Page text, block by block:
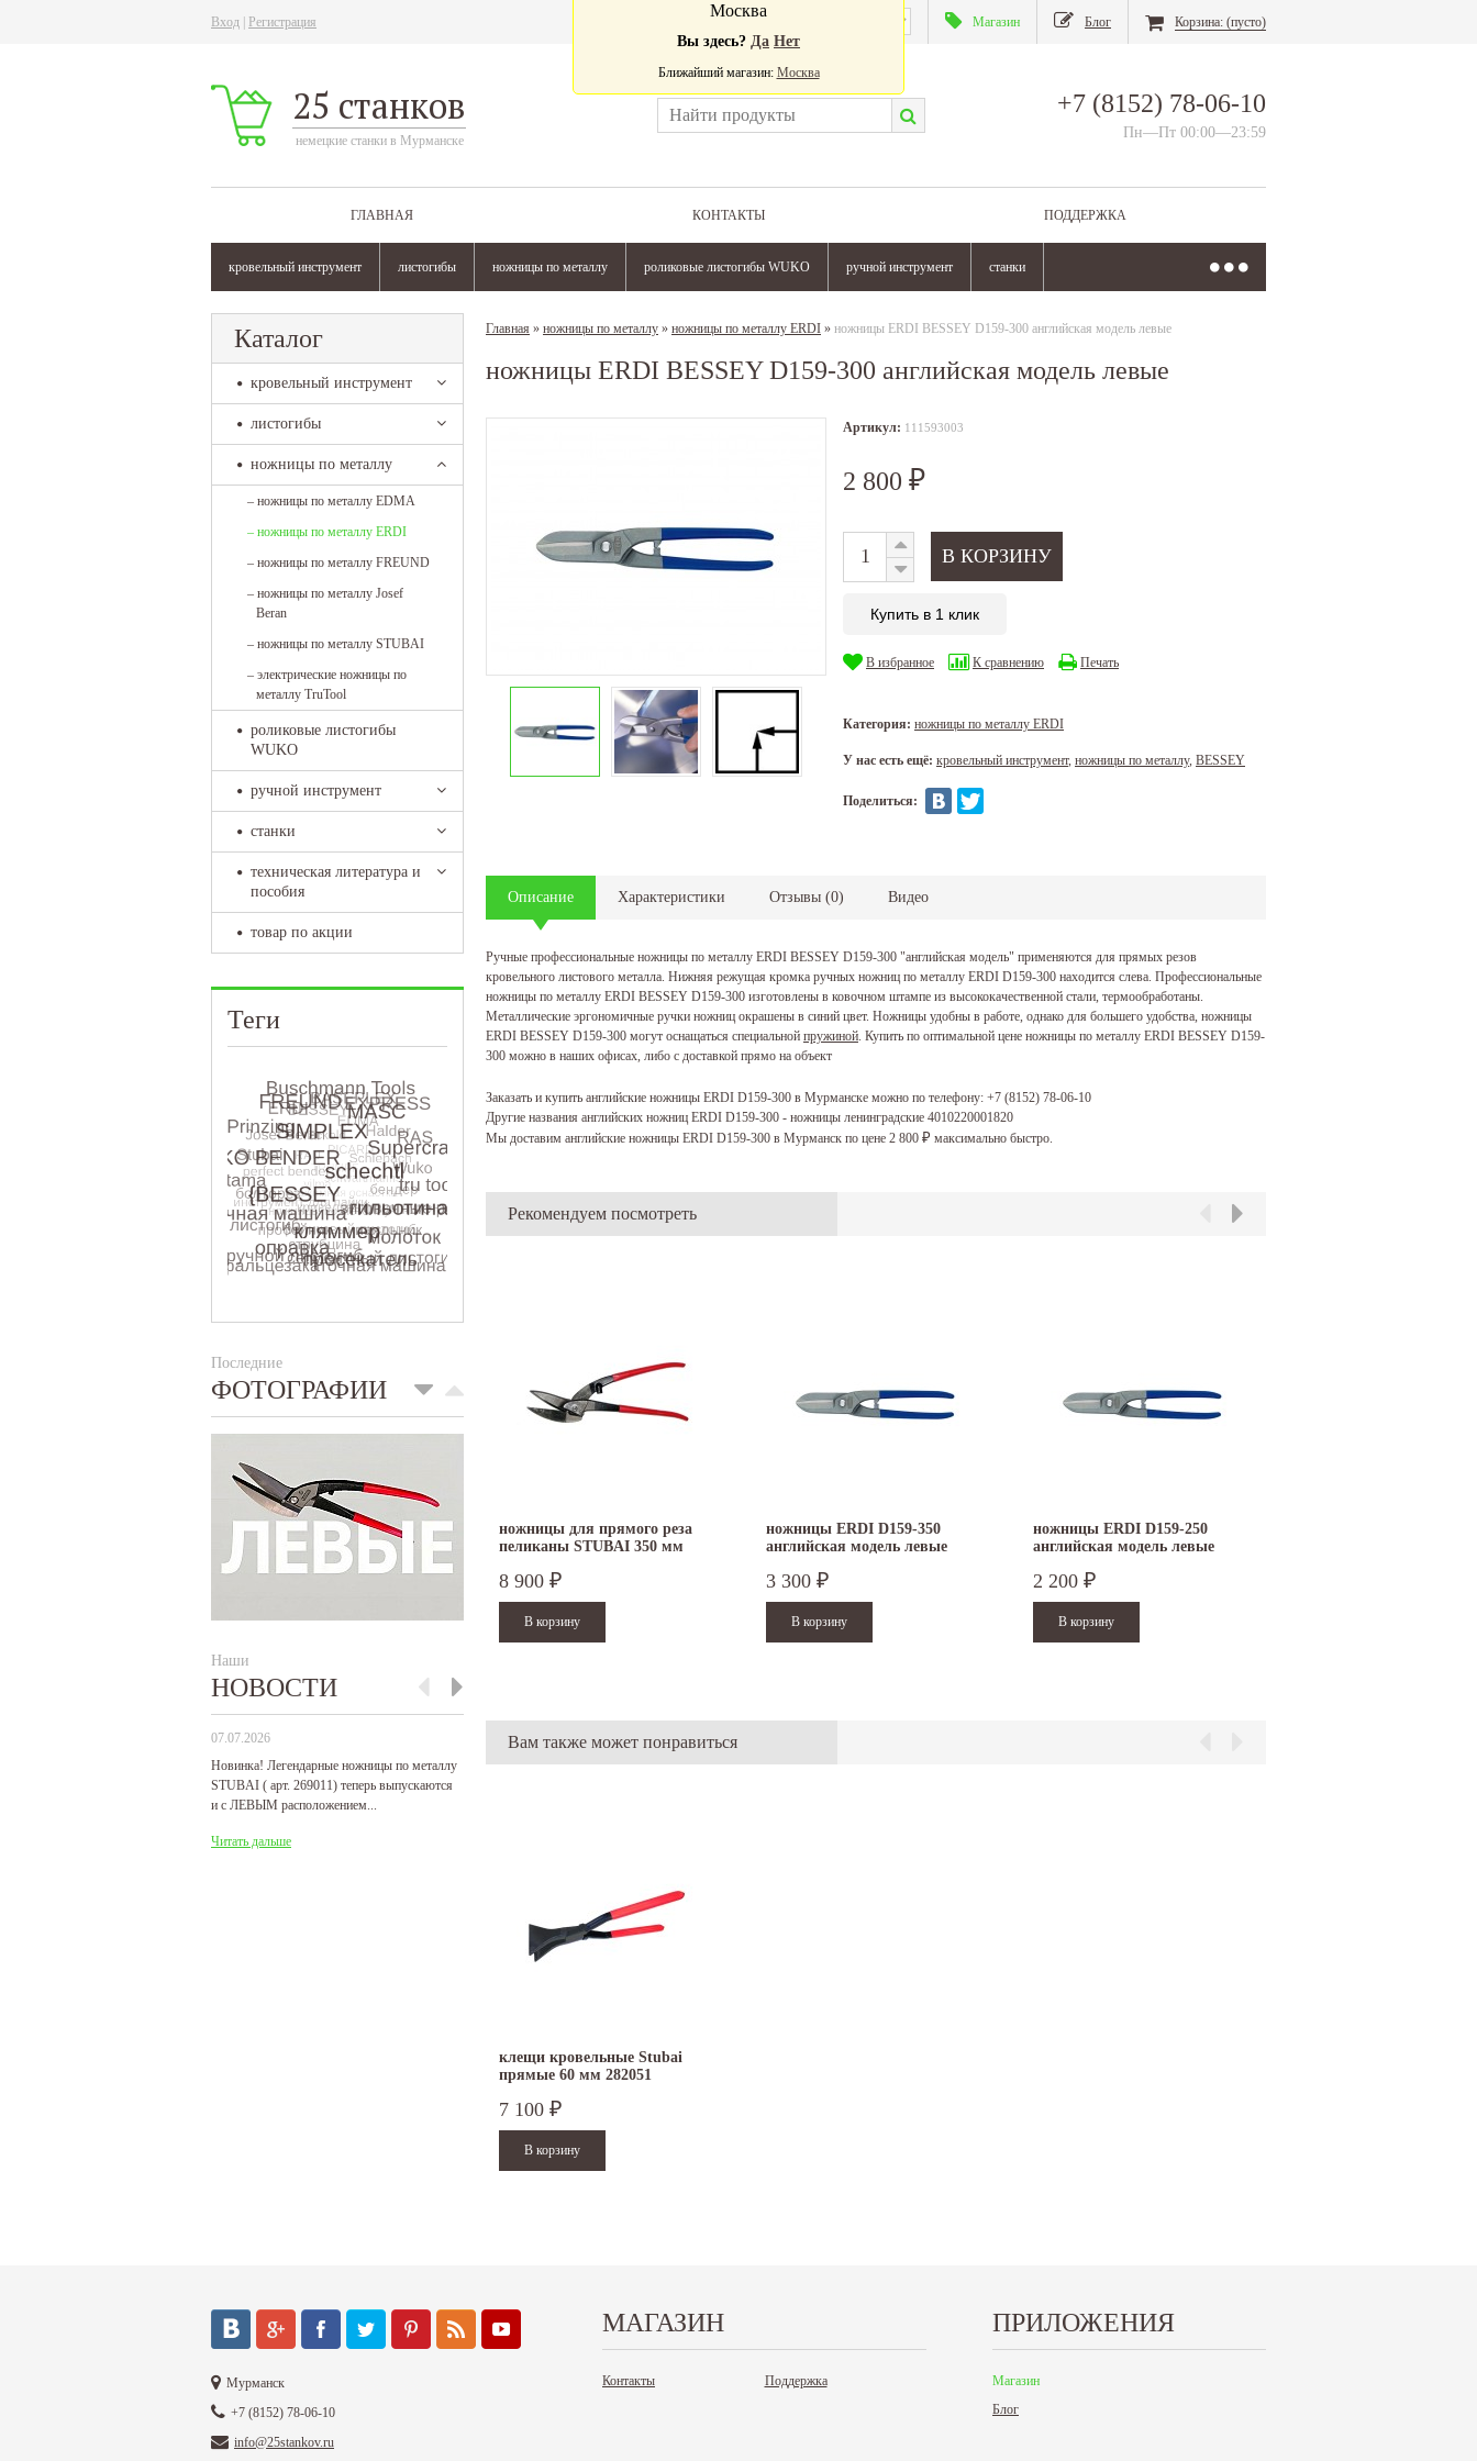
Вход Регистрация Магазин Блог Корзина: (пусто)
25 станков
немецкие станки в Мурманске
+7 (8152) 78-06-10
Пн—Пт 00:00—23:59
ГЛАВНАЯ КОНТАКТЫ ПОДДЕРЖКА
кровельный инструмент листогибы ножницы по металлу роликовые листогибы WUKO ручной инструмент станки
Москва
Вы здесь? Да Нет
Ближайший магазин: Москва
Каталог
кровельный инструмент
листогибы
ножницы по металлу
– ножницы по металлу EDMA
– ножницы по металлу ERDI
– ножницы по металлу FREUND
– ножницы по металлу Josef
Beran
– ножницы по металлу STUBAI
– электрические ножницы по
металлу TruTool
роликовые листогибы
WUKO
ручной инструмент
станки
техническая литература и
пособия
товар по акции
Теги
Последние
ФОТОГРАФИИ
Наши
НОВОСТИ
07.07.2026
Новинка! Легендарные ножницы по металлу
STUBAI ( арт. 269011) теперь выпускаются
и с ЛЕВЫМ расположением...
Читать дальше
29.12.2025
Режим работы офисов в новогодние
30 апреля - работаем в обычном режиме с
Главная » ножницы по металлу » ножницы по металлу ERDI » ножницы ERDI BESSEY D159-300 английская модель левые
ножницы ERDI BESSEY D159-300 английская модель левые
Артикул: 111593003
2 800 ₽
Купить в 1 клик
В избранное К сравнению Печать
Категория: ножницы по металлу ERDI
У нас есть ещё: кровельный инструмент, ножницы по металлу, BESSEY
Поделиться:
Описание Характеристики Отзывы (0) Видео
Ручные профессиональные ножницы по металлу ERDI BESSEY D159-300 "английская модель" применяются для прямых резов
кровельного листового металла. Нижняя режущая кромка ручных ножниц по металлу ERDI D159-300 находится слева. Профессиональные
ножницы по металлу ERDI BESSEY D159-300 изготовлены в ковочном штампе из высококачественной стали, термообработаны.
Металлические эргономичные ручки ножниц окрашены в синий цвет. Ножницы удобны в работе, однако для большего удобства, ножницы
ERDI BESSEY D159-300 могут оснащаться специальной пружиной . Купить по оптимальной цене ножницы по металлу ERDI BESSEY D159-
300 можно в наших офисах, либо с доставкой прямо на объект
Заказать и купить английские ножницы ERDI D159-300 в Мурманске можно по телефону: +7 (8152) 78-06-10
Другие названия английских ножниц ERDI D159-300 - ножницы ленинградские 4010220001820
Мы доставим английские ножницы ERDI D159-300 в Мурманск по цене 2 800 ₽ максимально быстро.
Рекомендуем посмотреть
ножницы для прямого реза
пеликаны STUBAI 350 мм
8 900 ₽
ножницы ERDI D159-350
английская модель левые
3 300 ₽
ножницы ERDI D159-250
английская модель левые
2 200 ₽
Вам также может понравиться
клещи кровельные Stubai
прямые 60 мм 282051
7 100 ₽
Мурманск
+7 (8152) 78-06-10
info@25stankov.ru
МАГАЗИН
Контакты Поддержка
ПРИЛОЖЕНИЯ
Магазин
Блог